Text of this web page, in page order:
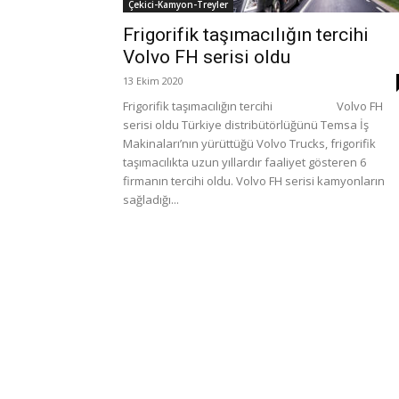
Çekici-Kamyon-Treyler
Frigorifik taşımacılığın tercihi
Volvo FH serisi oldu
13 Ekim 2020
Frigorifik taşımacılığın tercihi Volvo FH
serisi oldu Türkiye distribütörlüğünü Temsa İş
Makinaları’nın yürüttüğü Volvo Trucks, frigorifik
taşımacılıkta uzun yıllardır faaliyet gösteren 6
firmanın tercihi oldu. Volvo FH serisi kamyonların
sağladığı...